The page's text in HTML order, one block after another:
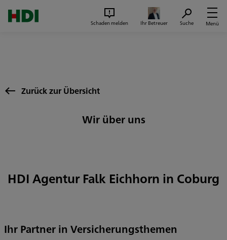
Schaden melden Ihr Betreuer Suche Menü
Zurück zur Übersicht
Wir über uns
HDI Agentur Falk Eichhorn in Coburg
Ihr Partner in Versicherungsthemen